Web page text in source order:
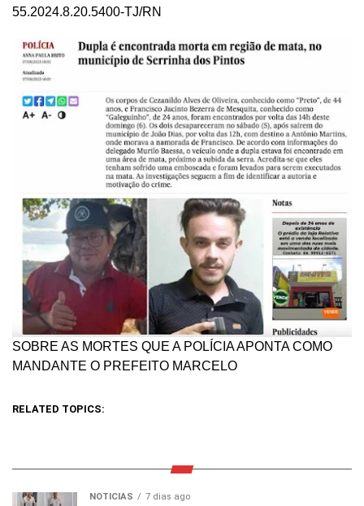
55.2024.8.20.5400-TJ/RN
SOBRE AS MORTES QUE A POLÍCIA APONTA COMO
MANDANTE O PREFEITO MARCELO
RELATED TOPICS:
NOTICIAS 7 dias ago